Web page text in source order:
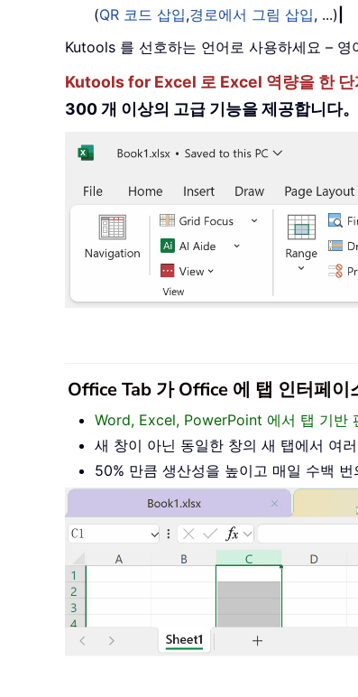
(QR 코드 삽입,경로에서 그림 삽입, ...)
Kutools 를 선호하는 언어로 사용하세요 –
Kutools for Excel 로 Excel 역량을 한 단
300 개 이상의 고급 기능을 제공합니다。
Office Tab 가 Office 에 탭 인터페
Word, Excel, PowerPoint 에서 탭 기반
새 창이 아닌 동일한 창의 새 탭에서 여
50% 만큼 생산성을 높이고 매일 수백 번